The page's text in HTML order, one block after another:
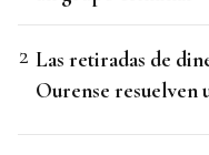
Las retiradas de
Ourense resuelven